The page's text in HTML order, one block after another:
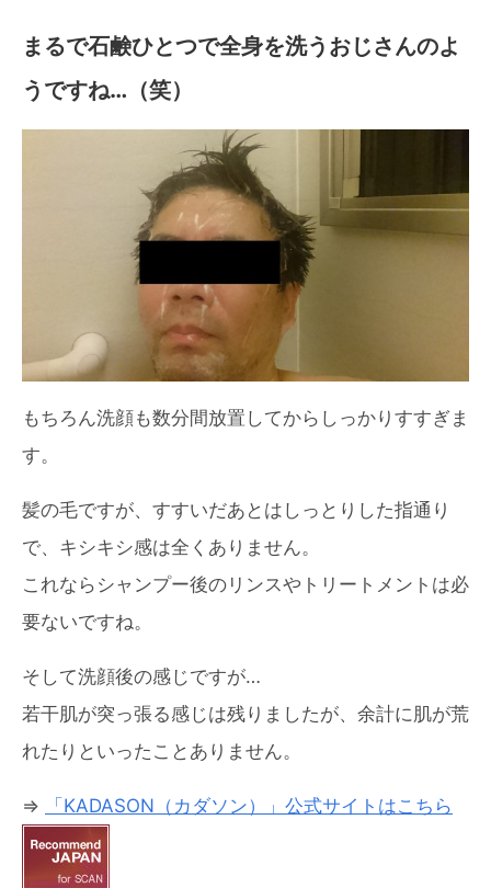
まるで石鹸ひとつで全身を洗うおじさんのよ
うですね…（笑）
もちろん洗顔も数分間放置してからしっかりすすぎま
す。
髪の毛ですが、すすいだあとはしっとりした指通り
で、キシキシ感は全くありません。
これならシャンプー後のリンスやトリートメントは必
要ないですね。
そして洗顔後の感じですが…
若干肌が突っ張る感じは残りましたが、余計に肌が荒
れたりといったことありません。
⇒ 「KADASON（カダソン）」公式サイトはこちら